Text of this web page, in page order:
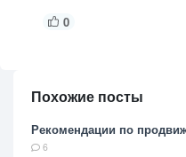
0
Похожие посты
Рекомендации по
6